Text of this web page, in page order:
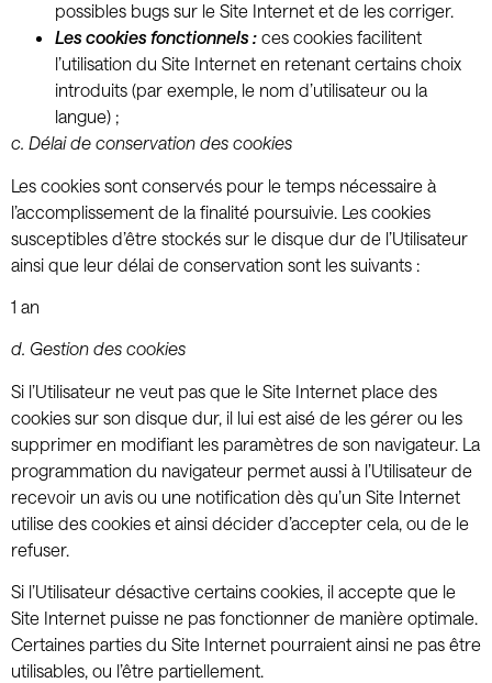
possibles bugs sur le Site Internet et de les corriger.
Les cookies fonctionnels : ces cookies facilitent
l’utilisation du Site Internet en retenant certains choix
introduits (par exemple, le nom d’utilisateur ou la
langue) ;
c. Délai de conservation des cookies
Les cookies sont conservés pour le temps nécessaire à
l’accomplissement de la finalité poursuivie. Les cookies
susceptibles d’être stockés sur le disque dur de l’Utilisateur
ainsi que leur délai de conservation sont les suivants :
1 an
d. Gestion des cookies
Si l’Utilisateur ne veut pas que le Site Internet place des
cookies sur son disque dur, il lui est aisé de les gérer ou les
supprimer en modifiant les paramètres de son navigateur. La
programmation du navigateur permet aussi à l’Utilisateur de
recevoir un avis ou une notification dès qu’un Site Internet
utilise des cookies et ainsi décider d’accepter cela, ou de le
refuser.
Si l’Utilisateur désactive certains cookies, il accepte que le
Site Internet puisse ne pas fonctionner de manière optimale.
Certaines parties du Site Internet pourraient ainsi ne pas être
utilisables, ou l’être partiellement.